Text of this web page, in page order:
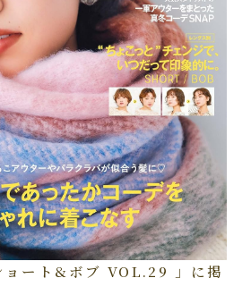
ョート&ボブ VOL.29 」に掲